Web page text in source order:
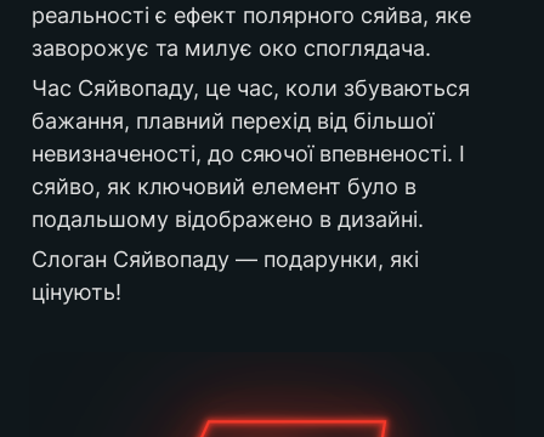
реальності є ефект полярного сяйва, яке
заворожує та милує око споглядача.
Час Сяйвопаду, це час, коли збуваються
бажання, плавний перехід від більшої
невизначеності, до сяючої впевненості. І
сяйво, як ключовий елемент було в
подальшому відображено в дизайні.
Слоган Сяйвопаду — подарунки, які
цінують!